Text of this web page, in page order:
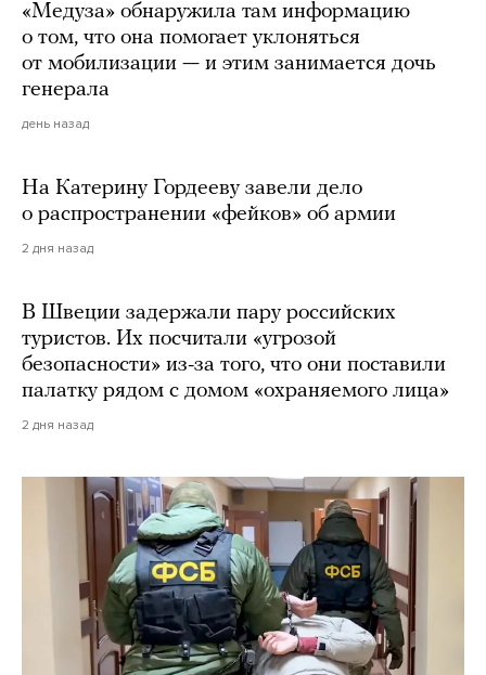
«Медуза» обнаружила там информацию
о том, что она помогает уклоняться
от мобилизации — и этим занимается дочь
генерала
день назад
На Катерину Гордееву завели дело
о распространении «фейков» об армии
2 дня назад
В Швеции задержали пару российских
туристов. Их посчитали «угрозой
безопасности» из-за того, что они поставили
палатку рядом с домом «охраняемого лица»
2 дня назад